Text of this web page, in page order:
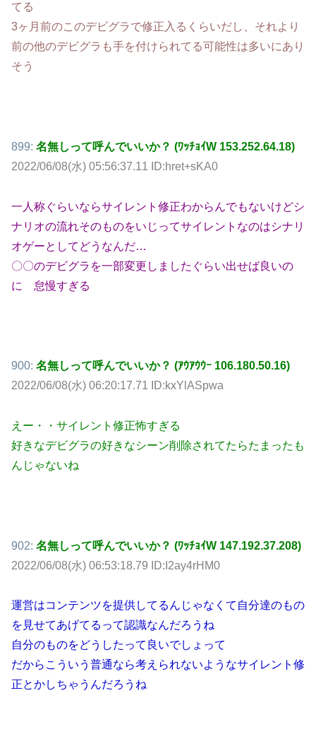
てる
3ヶ月前のこのデビグラで修正入るくらいだし、それより
前の他のデビグラも手を付けられてる可能性は多いにあり
そう
899: 名無しって呼んでいいか？ (ﾜｯﾁｮｲW 153.252.64.18)
2022/06/08(水) 05:56:37.11 ID:hret+sKA0
一人称ぐらいならサイレント修正わからんでもないけどシ
ナリオの流れそのものをいじってサイレントなのはシナリ
オゲーとしてどうなんだ…
〇〇のデビグラを一部変更しましたぐらい出せば良いの
に 怠慢すぎる
900: 名無しって呼んでいいか？ (ｱｳｱｳｳｰ 106.180.50.16)
2022/06/08(水) 06:20:17.71 ID:kxYlASpwa
えー・・サイレント修正怖すぎる
好きなデビグラの好きなシーン削除されてたらたまったも
んじゃないね
902: 名無しって呼んでいいか？ (ﾜｯﾁｮｲW 147.192.37.208)
2022/06/08(水) 06:53:18.79 ID:I2ay4rHM0
運営はコンテンツを提供してるんじゃなくて自分達のもの
を見せてあげてるって認識なんだろうね
自分のものをどうしたって良いでしょって
だからこういう普通なら考えられないようなサイレント修
正とかしちゃうんだろうね